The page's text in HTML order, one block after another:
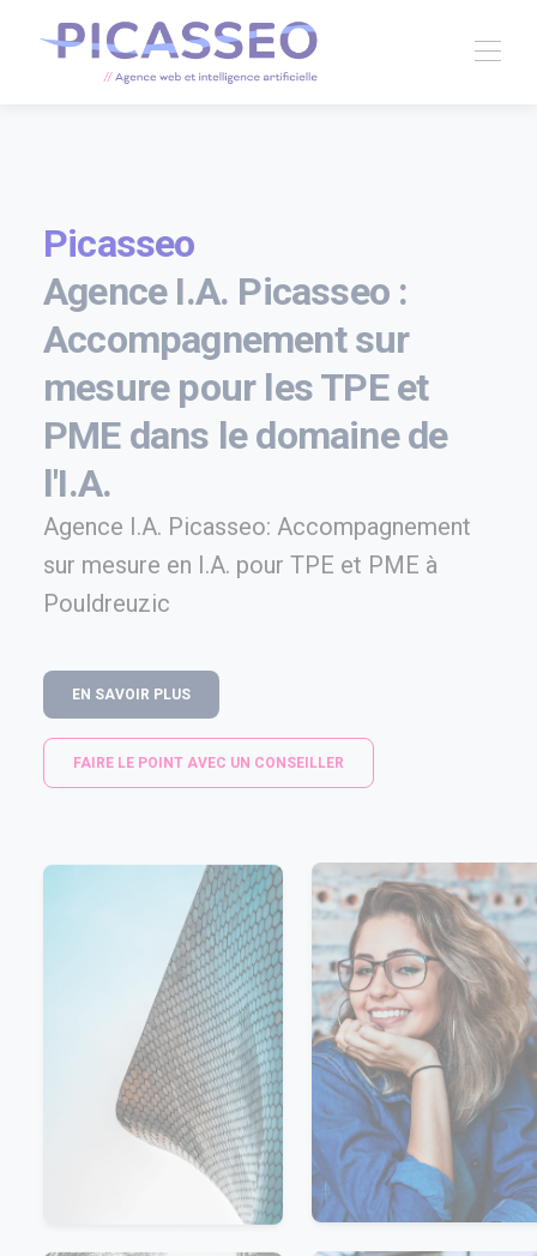
Picasseo
Agence I.A. Picasseo :
Accompagnement sur
mesure pour les TPE et
PME dans le domaine de
l'I.A.
Agence I.A. Picasseo: Accompagnement
sur mesure en I.A. pour TPE et PME à
Pouldreuzic
EN SAVOIR PLUS
FAIRE LE POINT AVEC UN CONSEILLER